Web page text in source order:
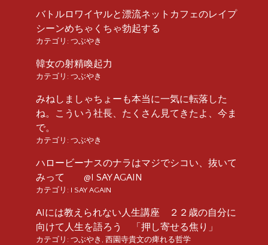
バトルロワイヤルと漂流ネットカフェのレイプ
シーンめちゃくちゃ勃起する
カテゴリ: つぶやき
韓女の射精喚起力
カテゴリ: つぶやき
みねしましゃちょーも本当に一気に転落した
ね。こういう社長、たくさん見てきたよ、今ま
で。
カテゴリ: つぶやき
ハロービーナスのナラはマジでシコい、抜いて
みって @I SAY AGAIN
カテゴリ: I SAY AGAIN
AIには教えられない人生講座 ２２歳の自分に
向けて人生を語ろう 「押し寄せる焦り」
カテゴリ: つぶやき 西園寺貴文の痺れる哲学